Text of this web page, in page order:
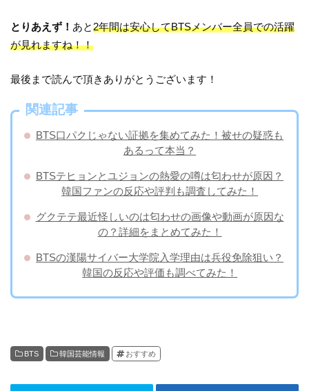
とりあえず！ あと2年間は安心してBTSメンバー全員での活躍
が見れますね！！
最後まで読んで頂きありがとうございます！
関連記事
BTS口パクじゃない証拠を集めてみた！被せの疑惑も
あるって本当？
BTSテヒョンとユジョンの熱愛の噂は匂わせが原因？
韓国ファンの反応や評判も調査してみた！
グクテテ最近怪しいのは匂わせの画像や動画が原因な
の？詳細をまとめてみた！
BTSの漢陽サイバー大学院入学理由は兵役免除狙い？
韓国の反応や評価も調べてみた！
BTS 韓国芸能情報 おすすめ